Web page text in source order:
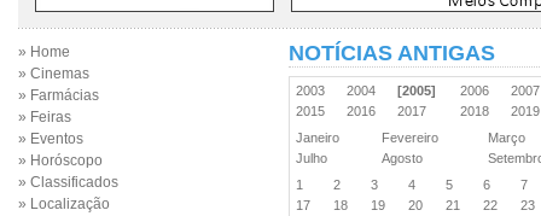
» Home
» Cinemas
» Farmácias
» Feiras
» Eventos
» Horóscopo
» Classificados
» Localização
NOTÍCIAS ANTIGAS
2003 2004 [2005] 2006
2015
2016 2017 2018
Janeiro
Fevereiro
Março
Julho
Agosto
1
2 3 4 5 6
7
17
18 19 20 21 22 23